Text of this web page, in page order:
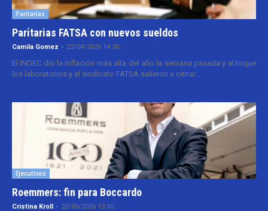
Paritarias
Paritarias FATSA con nuevos sueldos
Camila Gomez - 22/04/2026 14:30
El INDEC dio la inflación más alta del año la semana pasada y al toque
los laboratorios y el sindicato FATSA salieron a cerrar...
Ejecutivos
Roemmers: fin para Boccardo
Cristina Kroll - 20/05/2026 13:00